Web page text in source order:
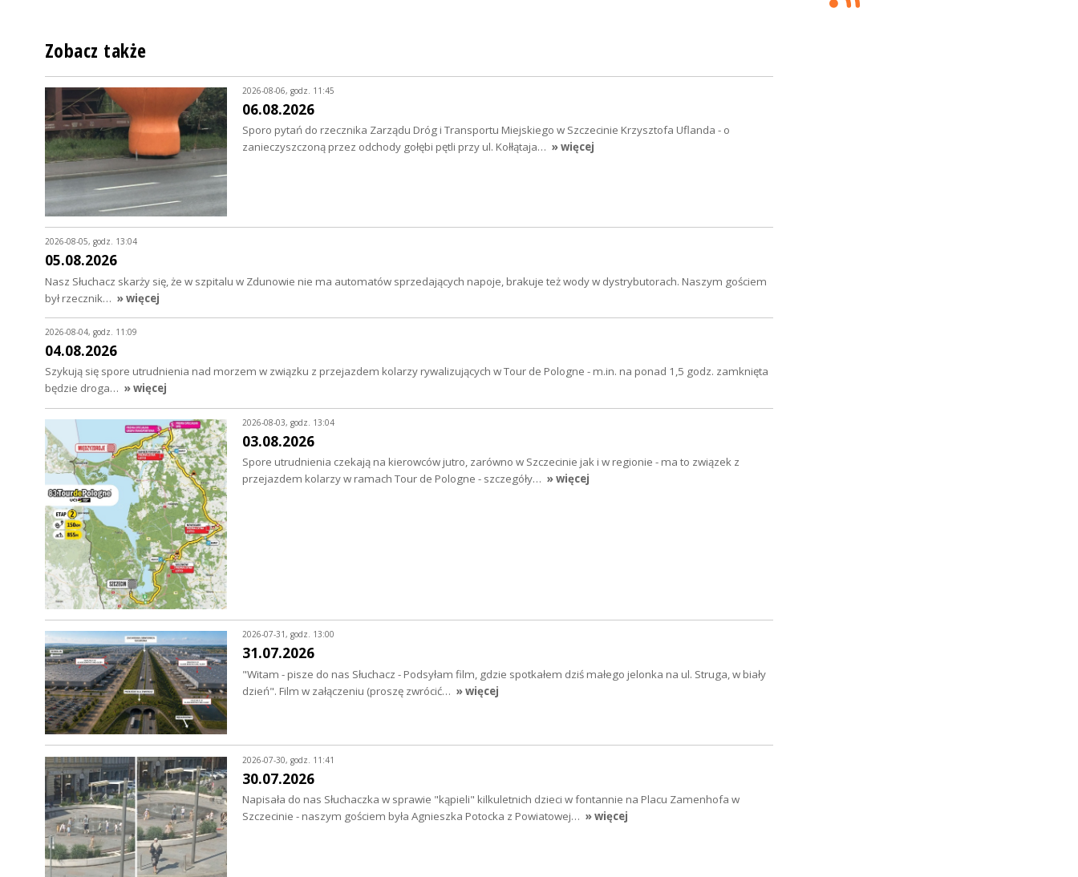
Zobacz także
2026-08-06, godz. 11:45
06.08.2026
Sporo pytań do rzecznika Zarządu Dróg i Transportu Miejskiego w Szczecinie Krzysztofa Uflanda - o
zanieczyszczoną przez odchody gołębi pętli przy ul. Kołłątaja… » więcej
2026-08-05, godz. 13:04
05.08.2026
Nasz Słuchacz skarży się, że w szpitalu w Zdunowie nie ma automatów sprzedających napoje, brakuje też wody w dystrybutorach. Naszym gościem
był rzecznik… » więcej
2026-08-04, godz. 11:09
04.08.2026
Szykują się spore utrudnienia nad morzem w związku z przejazdem kolarzy rywalizujących w Tour de Pologne - m.in. na ponad 1,5 godz. zamknięta
będzie droga… » więcej
2026-08-03, godz. 13:04
03.08.2026
Spore utrudnienia czekają na kierowców jutro, zarówno w Szczecinie jak i w regionie - ma to związek z
przejazdem kolarzy w ramach Tour de Pologne - szczegóły… » więcej
2026-07-31, godz. 13:00
31.07.2026
"Witam - pisze do nas Słuchacz - Podsyłam film, gdzie spotkałem dziś małego jelonka na ul. Struga, w biały
dzień". Film w załączeniu (proszę zwrócić… » więcej
2026-07-30, godz. 11:41
30.07.2026
Napisała do nas Słuchaczka w sprawie "kąpieli" kilkuletnich dzieci w fontannie na Placu Zamenhofa w
Szczecinie - naszym gościem była Agnieszka Potocka z Powiatowej… » więcej